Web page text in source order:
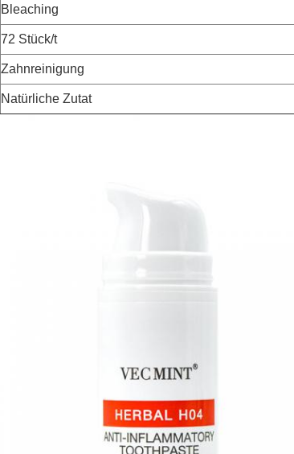
Bleaching
72 Stück/t
Zahnreinigung
Natürliche Zutat